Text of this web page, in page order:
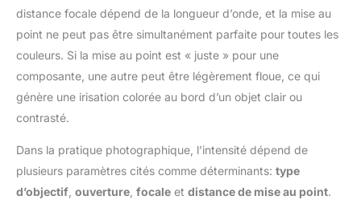
distance focale dépend de la longueur d’onde, et la mise au
point ne peut pas être simultanément parfaite pour toutes les
couleurs. Si la mise au point est « juste » pour une
composante, une autre peut être légèrement floue, ce qui
génère une irisation colorée au bord d’un objet clair ou
contrasté.
Dans la pratique photographique, l’intensité dépend de
plusieurs paramètres cités comme déterminants: type
d’objectif ouverture focale et distance de mise au point.